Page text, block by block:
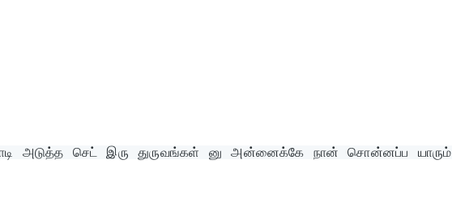
அடுத்த செட் இரு துருவங்கள் னு அன்னைக்கே நான் சொன்னப்ப யாரும்